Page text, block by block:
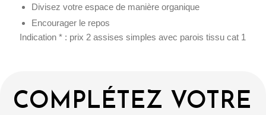
Divisez votre espace de manière organique
Encourager le repos
Indication * : prix 2 assises simples avec parois tissu cat 1
COMPLÉTEZ VOTRE